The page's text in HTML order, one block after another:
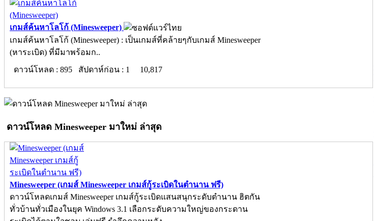
เกมส์ค้นหาโลโก้ (Minesweeper)
เกมส์ค้นหาโลโก้ (Minesweeper) : เป็นเกมส์ที่คล้ายๆกับเกมส์ Minesweeper
(หาระเบิด) ที่มีมาพร้อมก..
ดาวน์โหลด : 895 สัปดาห์ก่อน : 1
10,817
ดาวน์โหลด Minesweeper มาใหม่ ล่าสุด
Minesweeper (เกมส์ Minesweeper เกมส์กู้ระเบิดในตำนาน ฟรี)
ดาวน์โหลดเกมส์ Minesweeper เกมส์กู้ระเบิดแสนสนุกระดับตำนาน ฮิตกัน
ทั่วบ้านทั่วเมืองในยุค Windows 3.1 เลือกระดับความใหญ่ของกระดาน